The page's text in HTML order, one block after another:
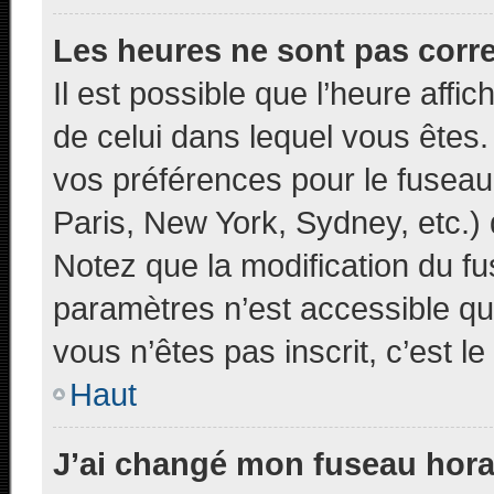
Les heures ne sont pas
Il est possible que l’heure
de celui dans lequel vous
vos préférences pour le
Paris, New York, Sydney, etc.)
Notez que la modification du
paramètres n’est accessible
vous n’êtes pas inscrit, c’est
Haut
J’ai changé mon fuseau